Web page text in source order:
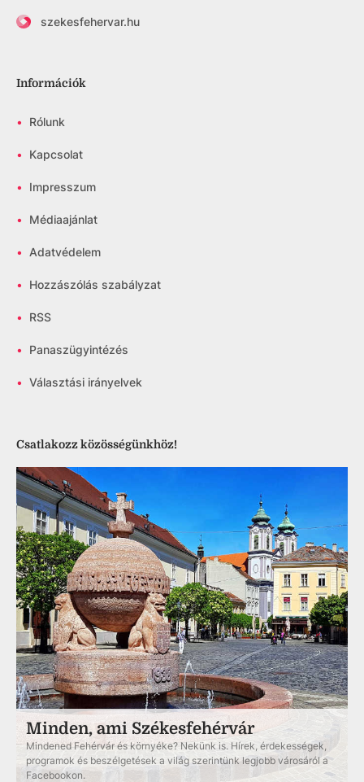
szekesfehervar.hu
Információk
• Rólunk
• Kapcsolat
• Impresszum
• Médiaajánlat
• Adatvédelem
• Hozzászólás szabályzat
• RSS
• Panaszügyintézés
• Választási irányelvek
Csatlakozz közösségünkhöz!
Minden, ami Székesfehérvár
Mindened Fehérvár és környéke? Nekünk is. Hírek, érdekességek,
programok és beszélgetések a világ szerintünk legjobb városáról a
Facebookon.